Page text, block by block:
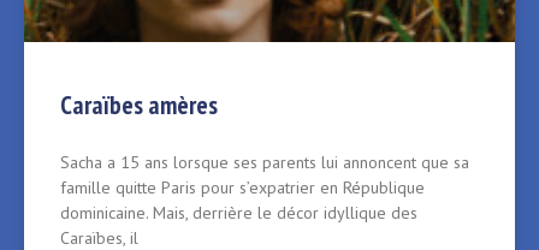
Caraïbes amères
Sacha a 15 ans lorsque ses parents lui annoncent que sa
famille quitte Paris pour s’expatrier en République
dominicaine. Mais, derrière le décor idyllique des
Caraïbes, il